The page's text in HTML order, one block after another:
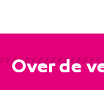
Over de